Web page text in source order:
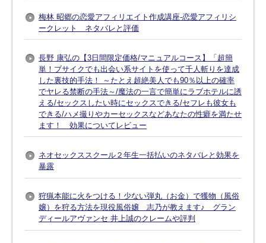
梅林 昭郷の恋愛アフィリエイト作成講座-恋愛アフィリシ
ークレット ネタバレと評価
長野 康弘の【3日間限定価格/マニュアルコース】「超簡
単！ブサイクでも出会い系サイトを使って千人斬りを達成
した裏技的手法！ ～たとえ超絶美人でも90％以上の確率
でヤレる禁断の手法～/魔法の一言で簡単にラブホテルに誘
える/セックスしたい時にセックスできる/セフレも彼女も
できる/ハメ撮りやカーセックスなどあなたの性癖を満たせ
ます！ 効果についてレビュー
ネオセックススクール２年生一括払いのネタバレと効果を
暴露
狩猟本能に火をつける！少ない弾丸（お金）で獲物（風俗
嬢）を狩る方法を現役風俗嬢 志乃が教えます♪ グラン
ディールアヴァンセ 井上誠のクレームや評判